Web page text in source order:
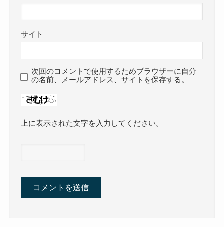
サイト
次回のコメントで使用するためブラウザーに自分
の名前、メールアドレス、サイトを保存する。
上に表示された文字を入力してください。